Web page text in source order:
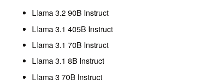
Llama 3.2 90B Instruct
Llama 3.1 405B Instruct
Llama 3.1 70B Instruct
Llama 3.1 8B Instruct
Llama 3 70B Instruct